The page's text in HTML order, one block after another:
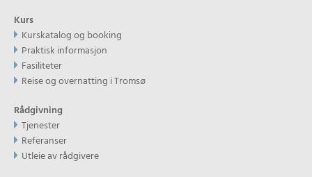
Kurs
Kurskatalog og booking
Praktisk informasjon
Fasiliteter
Reise og overnatting i Tromsø
Rådgivning
Tjenester
Referanser
Utleie av rådgivere